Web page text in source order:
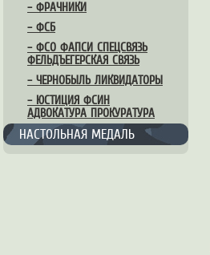
– ФРАЧНИКИ
– ФСБ
– ФСО ФАПСИ СПЕЦСВЯЗЬ
ФЕЛЬДЪЕГЕРСКАЯ СВЯЗЬ
– ЧЕРНОБЫЛЬ ЛИКВИДАТОРЫ
– ЮСТИЦИЯ ФСИН
АДВОКАТУРА ПРОКУРАТУРА
НАСТОЛЬНАЯ МЕДАЛЬ